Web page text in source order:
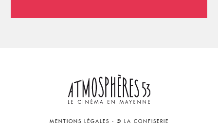
MENTIONS LÉGALES - © LA CONFISERIE